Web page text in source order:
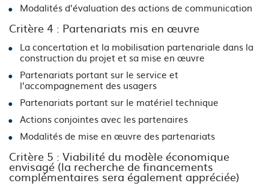
Modalités d’évaluation des actions de communication
Critère 4 : Partenariats mis en œuvre
La concertation et la mobilisation partenariale dans la
construction du projet et sa mise en œuvre
Partenariats portant sur le service et
l’accompagnement des usagers
Partenariats portant sur le matériel technique
Actions conjointes avec les partenaires
Modalités de mise en œuvre des partenariats
Critère 5 : Viabilité du modèle économique
envisagé (la recherche de financements
complémentaires sera également appréciée)